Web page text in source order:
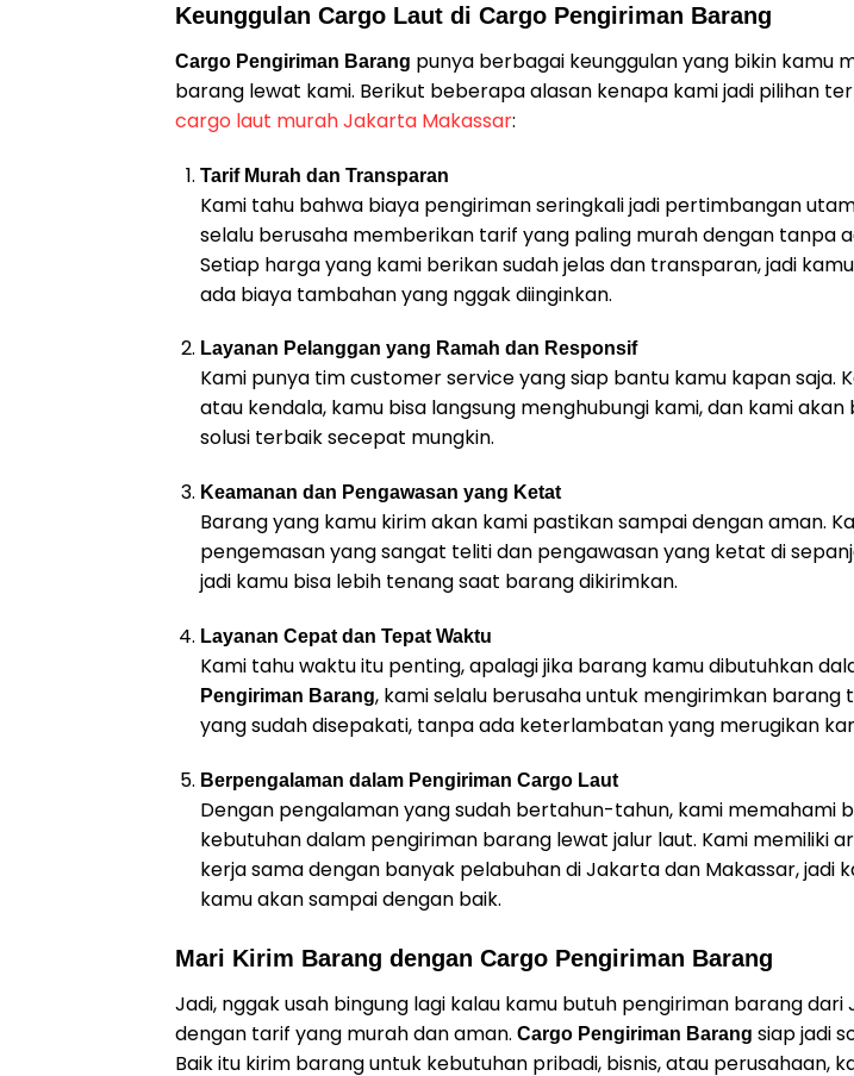
Keunggulan Cargo Laut di Cargo Pengiriman Barang
Cargo Pengiriman Barang punya berbagai keunggulan yang bikin kamu
barang lewat kami. Berikut beberapa alasan kenapa kami jadi pilihan
cargo laut murah Jakarta Makassar:
Tarif Murah dan Transparan
Kami tahu bahwa biaya pengiriman seringkali jadi pertimbangan
selalu berusaha memberikan tarif yang paling murah dengan tanpa
Setiap harga yang kami berikan sudah jelas dan transparan, jadi
ada biaya tambahan yang nggak diinginkan.
Layanan Pelanggan yang Ramah dan Responsif
Kami punya tim customer service yang siap bantu kamu kapan saja.
atau kendala, kamu bisa langsung menghubungi kami, dan kami
solusi terbaik secepat mungkin.
Keamanan dan Pengawasan yang Ketat
Barang yang kamu kirim akan kami pastikan sampai dengan aman.
pengemasan yang sangat teliti dan pengawasan yang ketat di
jadi kamu bisa lebih tenang saat barang dikirimkan.
Layanan Cepat dan Tepat Waktu
Kami tahu waktu itu penting, apalagi jika barang kamu dibutuhkan
Pengiriman Barang, kami selalu berusaha untuk mengirimkan barang
yang sudah disepakati, tanpa ada keterlambatan yang merugikan
Berpengalaman dalam Pengiriman Cargo Laut
Dengan pengalaman yang sudah bertahun-tahun, kami memahami
kebutuhan dalam pengiriman barang lewat jalur laut. Kami memiliki
kerja sama dengan banyak pelabuhan di Jakarta dan Makassar, jadi
kamu akan sampai dengan baik.
Mari Kirim Barang dengan Cargo Pengiriman Barang
Jadi, nggak usah bingung lagi kalau kamu butuh pengiriman barang
dengan tarif yang murah dan aman. Cargo Pengiriman Barang siap jadi
Baik itu kirim barang untuk kebutuhan pribadi, bisnis, atau perusahaan,